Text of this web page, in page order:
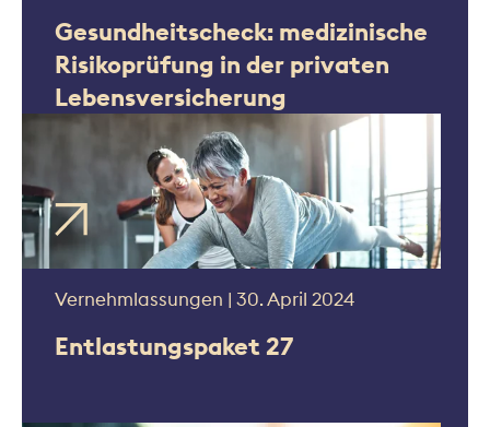
Gesundheitscheck: medizinische
Risikoprüfung in der privaten
Lebensversicherung
Vernehmlassungen | 30. April 2024
Entlastungspaket 27